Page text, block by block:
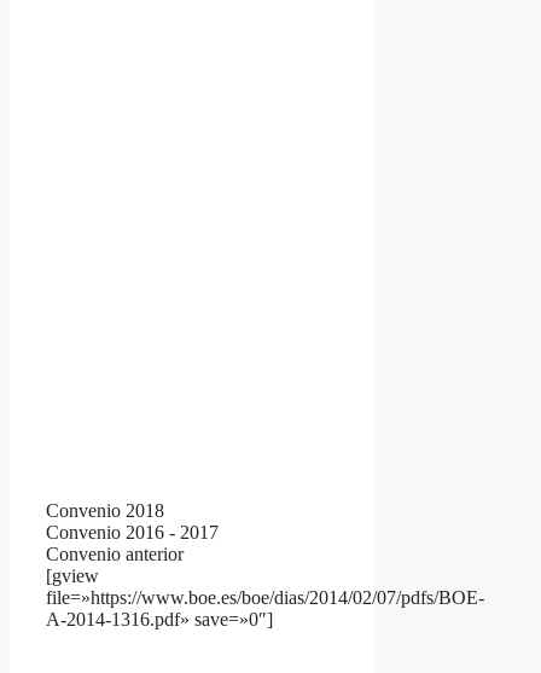
Convenio 2018
Convenio 2016 - 2017
Convenio anterior
[gview
file=»https://www.boe.es/boe/dias/2014/02/07/pdfs/BOE-
A-2014-1316.pdf» save=»0″]